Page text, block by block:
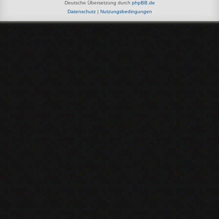
Deutsche Übersetzung durch phpBB.de
Datenschutz| Nutzungsbedingungen